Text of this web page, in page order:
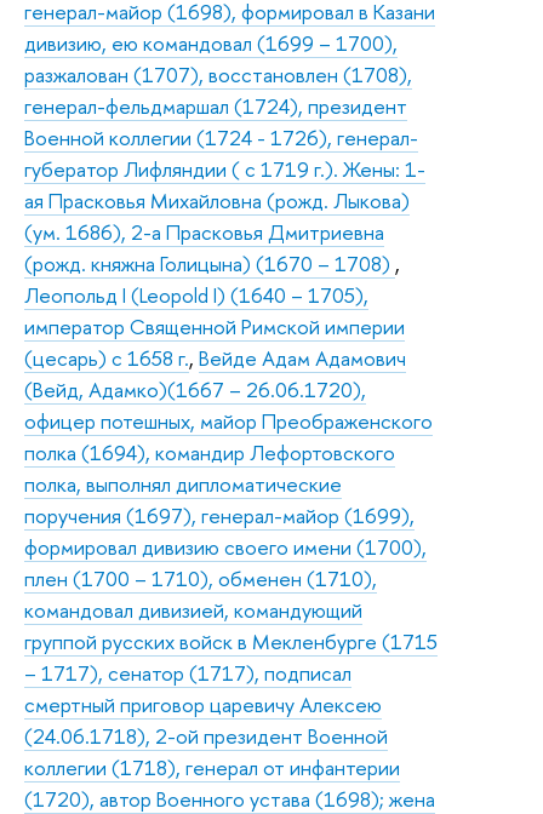
генерал-майор (1698), формировал в Казани
дивизию, ею командовал (1699 – 1700),
разжалован (1707), восстановлен (1708),
генерал-фельдмаршал (1724), президент
Военной коллегии (1724 - 1726), генерал-
губератор Лифляндии ( с 1719 г.). Жены: 1-
ая Прасковья Михайловна (рожд. Лыкова)
(ум. 1686), 2-а Прасковья Дмитриевна
(рожд. княжна Голицына) (1670 – 1708) ,
Леопольд I (Leopold I) (1640 – 1705),
император Священной Римской империи
(цесарь) с 1658 г., Вейде Адам Адамович
(Вейд, Адамко)(1667 – 26.06.1720),
офицер потешных, майор Преображенского
полка (1694), командир Лефортовского
полка, выполнял дипломатические
поручения (1697), генерал-майор (1699),
формировал дивизию своего имени (1700),
плен (1700 – 1710), обменен (1710),
командовал дивизией, командующий
группой русских войск в Мекленбурге (1715
– 1717), сенатор (1717), подписал
смертный приговор царевичу Алексею
(24.06.1718), 2-ой президент Военной
коллегии (1718), генерал от инфантерии
(1720), автор Военного устава (1698); жена